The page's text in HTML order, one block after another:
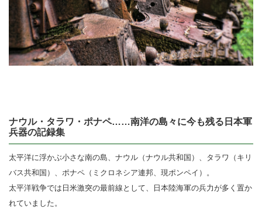
ナウル・タラワ・ポナペ……南洋の島々に今も残る日本軍
兵器の記録集
太平洋に浮かぶ小さな南の島、ナウル（ナウル共和国）、タラワ（キリ
バス共和国）、ポナペ（ミクロネシア連邦、現ポンペイ）。
太平洋戦争では日米激突の最前線として、日本陸海軍の兵力が多く置か
れていました。